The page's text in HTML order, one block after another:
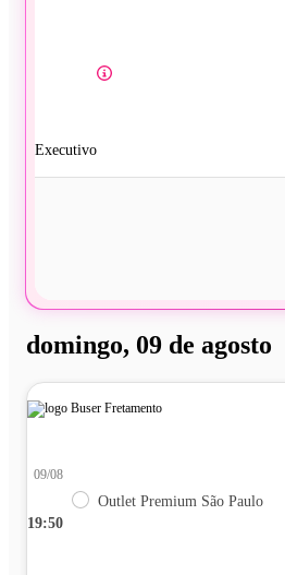
Executivo
domingo, 09 de agosto
19:50
09/08
Outlet Premium São Paulo